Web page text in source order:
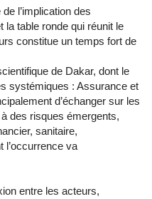
l’implication des
table ronde qui réunit le
constitue un temps fort de
de Dakar, dont le
systémiques : Assurance et
d’échanger sur les
des risques émergents,
sanitaire,
l’occurrence va
entre les acteurs,